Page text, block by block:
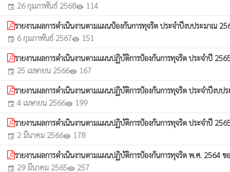
event 26 กุมภาพันธ์ 2568visibility 114
รายงานผลการดำเนินงานตามแผนป้องกันการทุจริต ประจำปีงบประมาณ
event 6 กุมภาพันธ์ 2567visibility 151
รายงานผลการดำเนินงานตามแผนปฏิบัติการป้องกันการทุจริต ประจำปี
event 25 เมษายน 2566visibility 167
รายงานผลการดำเนินงานตามแผนปฏิบัติการป้องกันการทุจริต ประจำปีงบ
event 4 เมษายน 2566visibility 199
รายงานผลการดำเนินงานตามแผนปฏิบัติการป้องกันการทุจริต ประจำปี
event 2 มีนาคม 2566visibility 178
รายงานผลการดำเนินงานตามแผนปฏิบัติการป้องกันการทุจริต พ.ศ. 2564
event 29 มีนาคม 2565visibility 257